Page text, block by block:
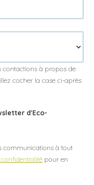
contactions à propos de
cocher la case ci-après
d'Eco-
communications à tout
pour en